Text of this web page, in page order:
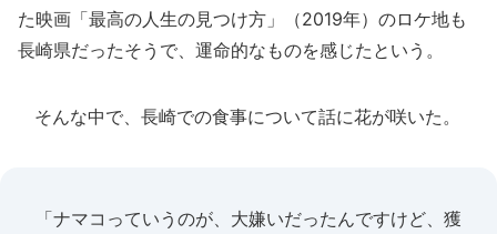
た映画「最高の人生の見つけ方」（2019年）のロケ地も
長崎県だったそうで、運命的なものを感じたという。
そんな中で、長崎での食事について話に花が咲いた。
「ナマコっていうのが、大嫌いだったんですけど、獲